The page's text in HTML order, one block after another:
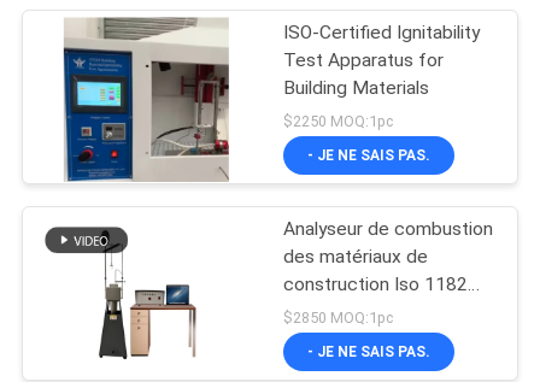
Machine de
chauffage par
induction
Ensemble électrique
d'essai
140
ISO-Certified Ignitability
Test Apparatus for
Building Materials
$2250 MOQ:1pc
- JE NE SAIS PAS.
Analyseur de combustion
des matériaux de
construction Iso 1182
Appareil d'essai de non-
combustibilité
$2850 MOQ:1pc
- JE NE SAIS PAS.